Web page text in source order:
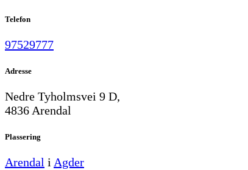
Telefon
97529777
Adresse
Nedre Tyholmsvei 9 D,
4836 Arendal
Plassering
Arendal i Agder